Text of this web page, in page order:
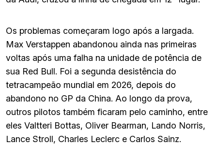
Os problemas começaram logo após a largada.
Max Verstappen abandonou ainda nas primeiras
voltas após uma falha na unidade de potência de
sua Red Bull. Foi a segunda desistência do
tetracampeão mundial em 2026, depois do
abandono no GP da China. Ao longo da prova,
outros pilotos também ficaram pelo caminho, entre
eles Valtteri Bottas, Oliver Bearman, Lando Norris,
Lance Stroll, Charles Leclerc e Carlos Sainz.